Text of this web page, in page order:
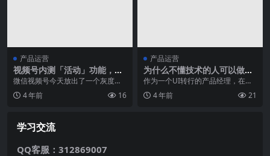
产品运营
视频号内测「活动」功能，威
力甚猛
微信视频号今天放出了一个灰度测
试功能：活动。 发布视频号内容
时，可以发起一个「活...
4 年前 16
产品运营
为什么不懂技术的人可以做产
品经理？
作为一个UI转行的产品经理，在学
习技术的道路上，我觉得我是有发
言权的。 产品经理...
4 年前 21
学习交流
QQ客服：312869007